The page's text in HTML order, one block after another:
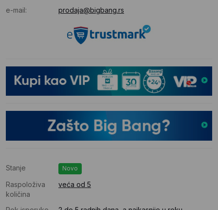
e-mail:
prodaja@bigbang.rs
Stanje Novo
Raspoloživa
količina
veća od 5